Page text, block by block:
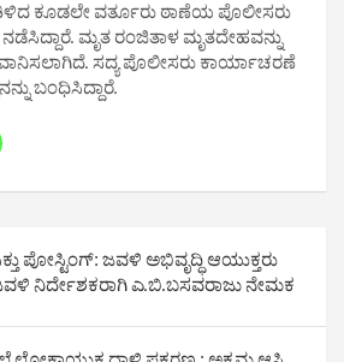
ಕೂಡಲೇ ವರ್ತೂರು ಠಾಣೆಯ ಪೊಲೀಸರು
ಮೃತ ರಂಜಿತಾಳ ಮೃತದೇಹವನ್ನು
ಸದ್ಯ ಪೊಲೀಸರು ಕಾರ್ಯಾಚರಣೆ
ಬಂಧಿಸಿದ್ದಾರೆ.
ಪೋಸ್ಟಿಂಗ್: ಜವಳಿ ಅಭಿವೃದ್ಧಿ ಆಯುಕ್ತರು
ಜವಳಿ ನಿರ್ದೇಶಕರಾಗಿ ಎ.ಬಿ.ಬಸವರಾಜು ನೇಮಕ